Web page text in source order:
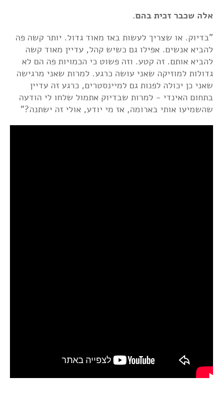
אלה שכבר זכית בהם.
"בדיוק. או שצריך לעשות באז מאוד גדול. יותר קשה פה
להביא אנשים. אפילו גם כשיש קהל, עדיין מאוד קשה
להביא אותם. זה קטע. וזה פשוט כי הכמויות פה הם לא
גדולות למוזיקה שאני עושה כרגע. למרות שאני מרגישה
שאני כן יכולה לפנות גם למיינסטרים, כרגע זה עדיין
בתחום האינדי - למרות שבדיוק אתמול שלחו לי הודעה
שהשמיעו אותי בארומה, אז מי יודע, אולי זה ישתנה?"